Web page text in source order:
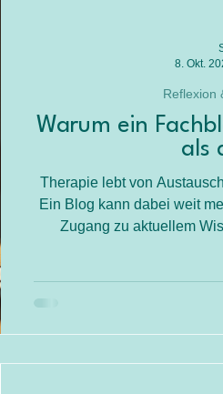
Warum ein
als
Therapie lebt von
Ein Blog kann dabei weit
Zugang zu aktuellem
Reflexion
8. Okt.